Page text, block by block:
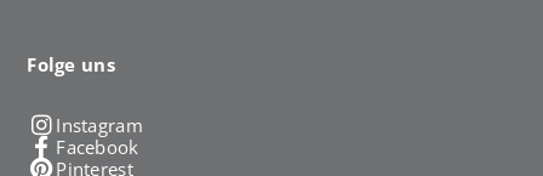
Folge uns
Instagram
Facebook
Pinterest